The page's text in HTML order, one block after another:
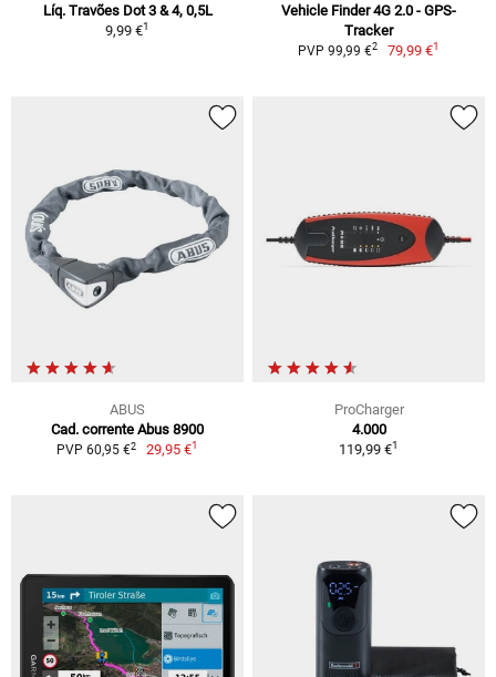
Líq. Travões Dot 3 & 4, 0,5L
9,99 €1
Vehicle Finder 4G 2.0 - GPS-
Tracker
PVP 99,99 €2 79,99 €1
ABUS
Cad. corrente Abus 8900
PVP 60,95 €2 29,95 €1
ProCharger
4.000
119,99 €1